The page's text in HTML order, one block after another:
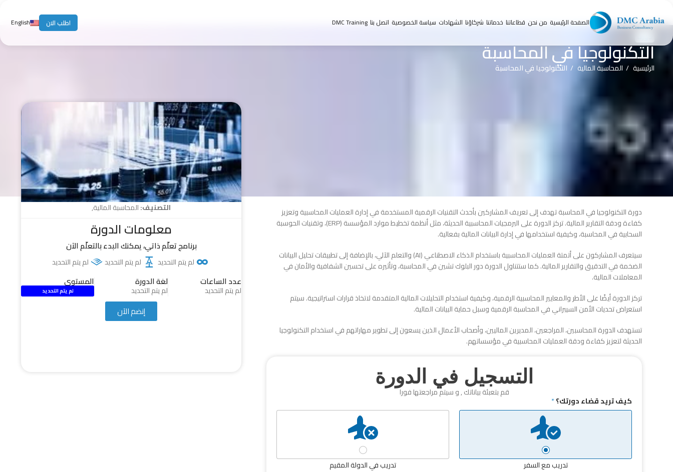
الصفحة الرئيسية من نحن قطاعاتنا خدماتنا شركاؤنا الشهادات سياسة الخصوصية اتصل بنا DMC Training اطلب الان English
التكنولوجيا في المحاسبة
الرئيسية المحاسبة المالية التكنولوجيا في المحاسبة
دورة التكنولوجيا في المحاسبة تهدف إلى تعريف المشاركين بأحدث التقنيات الرقمية المستخدمة في إدارة العمليات المحاسبية وتعزيز
كفاءة ودقة التقارير المالية. تركز الدورة على البرمجيات المحاسبية الحديثة، مثل أنظمة تخطيط موارد المؤسسة (ERP)، وتقنيات الحوسبة
السحابية في المحاسبة، وكيفية استخدامها في إدارة البيانات المالية بفعالية.
سيتعرف المشاركون على أتمتة العمليات المحاسبية باستخدام الذكاء الاصطناعي (AI) والتعلم الآلي، بالإضافة إلى تطبيقات تحليل البيانات
الضخمة في التدقيق والتقارير المالية. كما ستتناول الدورة دور البلوك تشين في المحاسبة، وتأثيره على تحسين الشفافية والأمان في
المعاملات المالية.
تركز الدورة أيضًا على الأطر والمعايير المحاسبية الرقمية، وكيفية استخدام التحليلات المالية المتقدمة لاتخاذ قرارات استراتيجية. سيتم
استعراض تحديات الأمن السيبراني في المحاسبة الرقمية وسبل حماية البيانات المالية.
تستهدف الدورة المحاسبين، المراجعين، المديرين الماليين، وأصحاب الأعمال الذين يسعون إلى تطوير مهاراتهم في استخدام التكنولوجيا
الحديثة لتعزيز كفاءة ودقة العمليات المحاسبية في مؤسساتهم.
التسجيل في الدورة
قم بتعبئة بياناتك , و سيتم مراجعتها فورا
كيف تريد قضاء دورتك؟*
تدريب مع السفر
تدريب في الدولة المقيم
التصنيف:المحاسبة المالية,
معلومات الدورة
برنامج تعلّم ذاتي، يمكنك البدء بالتعلّم الآن
لم يتم التحديد لم يتم التحديد لم يتم التحديد
عدد الساعات
لم يتم التحديد
لغة الدورة
لم يتم التحديد
المستوى
لم يتم التحديد
إنضم الآن